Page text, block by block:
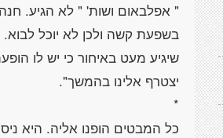
" אפלבאום ושות' " לא הגיע.
בשפעת קשה ולכן לא יוכל
שיגיע מעט באיחור כי יש לו
כל המבטים הופנו אליה. היא